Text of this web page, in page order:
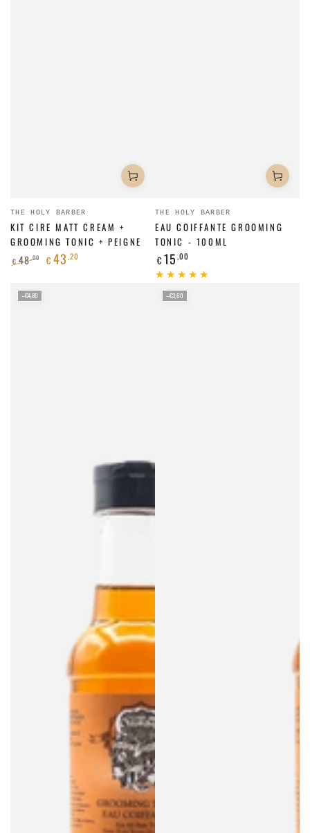
Fournisseur:
THE HOLY BARBER
KIT CIRE MATT CREAM +
GROOMING TONIC + PEIGNE
€ 48 ,00 € 43,20
Fournisseur:
THE HOLY BARBER
EAU COIFFANTE GROOMING
TONIC - 100ML
Prix
normal
€ 15,00
–€4,80 –€3,60